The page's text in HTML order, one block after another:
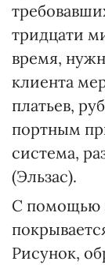
тридцати
время,
клиента
платьев,
портным
система,
(Эльзас).
С помощью
Рисунок,